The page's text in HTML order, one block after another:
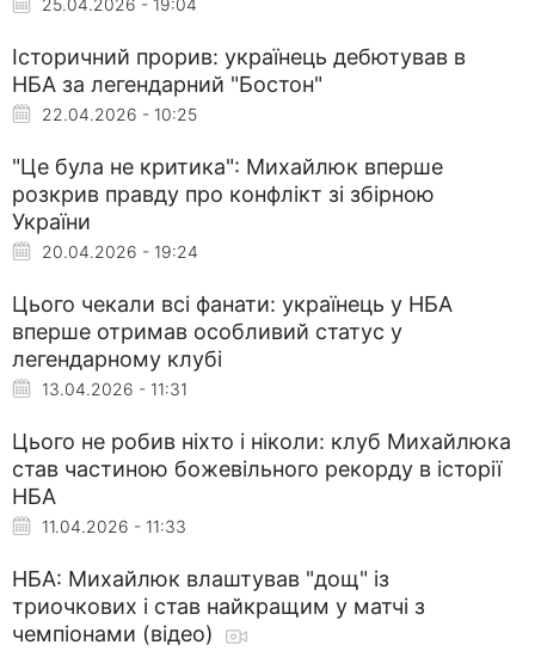
Історичний прорив: українець дебютував в
НБА за легендарний "Бостон"
22.04.2026 - 10:25
"Це була не критика": Михайлюк вперше
розкрив правду про конфлікт зі збірною
України
20.04.2026 - 19:24
Цього чекали всі фанати: українець у НБА
вперше отримав особливий статус у
легендарному клубі
13.04.2026 - 11:31
Цього не робив ніхто і ніколи: клуб Михайлюка
став частиною божевільного рекорду в історії
НБА
11.04.2026 - 11:33
НБА: Михайлюк влаштував "дощ" із
триочкових і став найкращим у матчі з
чемпіонами (відео)